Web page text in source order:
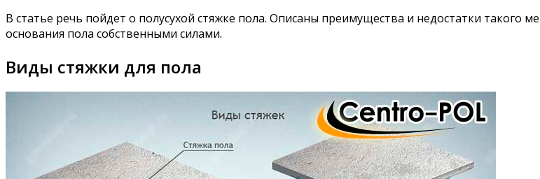
В статье речь пойдет о полусухой стяжке пола. Описаны преимущества и недостатки такого
основания пола собственными силами.
Виды стяжки для пола